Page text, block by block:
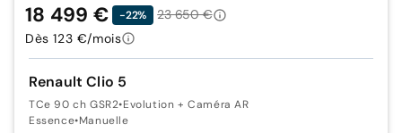
Renault Clio 5
TCe 90 ch GSR2•Evolution + Caméra AR
Essence•Manuelle
18 499 € -22%
23 650 €
Dès 123 €/mois